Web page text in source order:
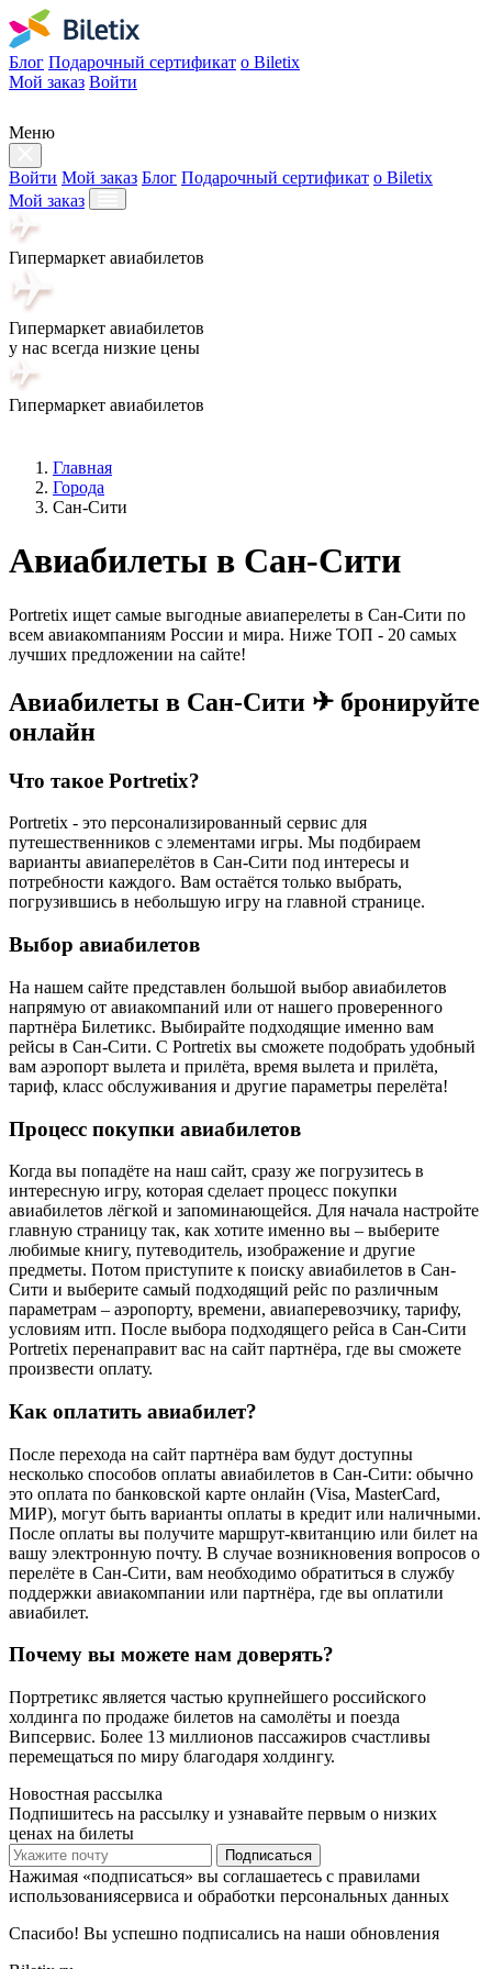
Блог Подарочный сертификат о Biletix
Мой заказ Войти
Меню
Войти Мой заказ Блог Подарочный сертификат о Biletix
Мой заказ
Гипермаркет авиабилетов
Гипермаркет авиабилетов
у нас всегда низкие цены
Гипермаркет авиабилетов
Главная
Города
Сан-Сити
Авиабилеты в Сан-Сити
Portretix ищет самые выгодные авиаперелеты в Сан-Сити по
всем авиакомпаниям России и мира. Ниже ТОП - 20 самых
лучших предложении на сайте!
Авиабилеты в Сан-Сити ✈ бронируйте
онлайн
Что такое Portretix?
Portretix - это персонализированный сервис для
путешественников с элементами игры. Мы подбираем
варианты авиаперелётов в Сан-Сити под интересы и
потребности каждого. Вам остаётся только выбрать,
погрузившись в небольшую игру на главной странице.
Выбор авиабилетов
На нашем сайте представлен большой выбор авиабилетов
напрямую от авиакомпаний или от нашего проверенного
партнёра Билетикс. Выбирайте подходящие именно вам
рейсы в Сан-Сити. С Portretix вы сможете подобрать удобный
вам аэропорт вылета и прилёта, время вылета и прилёта,
тариф, класс обслуживания и другие параметры перелёта!
Процесс покупки авиабилетов
Когда вы попадёте на наш сайт, сразу же погрузитесь в
интересную игру, которая сделает процесс покупки
авиабилетов лёгкой и запоминающейся. Для начала настройте
главную страницу так, как хотите именно вы – выберите
любимые книгу, путеводитель, изображение и другие
предметы. Потом приступите к поиску авиабилетов в Сан-
Сити и выберите самый подходящий рейс по различным
параметрам – аэропорту, времени, авиаперевозчику, тарифу,
условиям итп. После выбора подходящего рейса в Сан-Сити
Portretix перенаправит вас на сайт партнёра, где вы сможете
произвести оплату.
Как оплатить авиабилет?
После перехода на сайт партнёра вам будут доступны
несколько способов оплаты авиабилетов в Сан-Сити: обычно
это оплата по банковской карте онлайн (Visa, MasterCard,
МИР), могут быть варианты оплаты в кредит или наличными.
После оплаты вы получите маршрут-квитанцию или билет на
вашу электронную почту. В случае возникновения вопросов о
перелёте в Сан-Сити, вам необходимо обратиться в службу
поддержки авиакомпании или партнёра, где вы оплатили
авиабилет.
Почему вы можете нам доверять?
Портретикс является частью крупнейшего российского
холдинга по продаже билетов на самолёты и поезда
Випсервис. Более 13 миллионов пассажиров счастливы
перемещаться по миру благодаря холдингу.
Новостная рассылка
Подпишитесь на рассылку и узнавайте первым о низких
ценах на билеты
Подписаться
Нажимая «подписаться» вы соглашаетесь с правилами
использованиясервиса и обработки персональных данных
Спасибо! Вы успешно подписались на наши обновления